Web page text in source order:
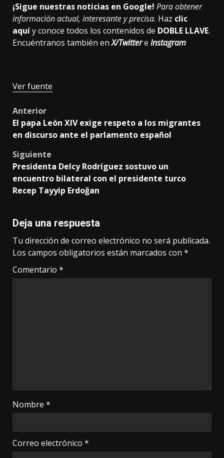
¡Sigue nuestras noticias en Google! Para obtener
información actual, interesante y precisa. Haz clic
aquíy conoce todos los contenidos de DOBLE LLAVE.
Encuéntranos también enX/Twittere Instagram
Ver fuente
Post
navigation
Anterior
El papa León XIV exige respeto a los migrantes
en discurso ante el parlamento español
Siguiente
Presidenta Delcy Rodríguez sostuvo un
encuentro bilateral con el presidente turco
Recep Tayyip Erdoğan
Deja una respuesta
Tu dirección de correo electrónico no será publicada.
Los campos obligatorios están marcados con *
Comentario *
Nombre *
Correo electrónico *